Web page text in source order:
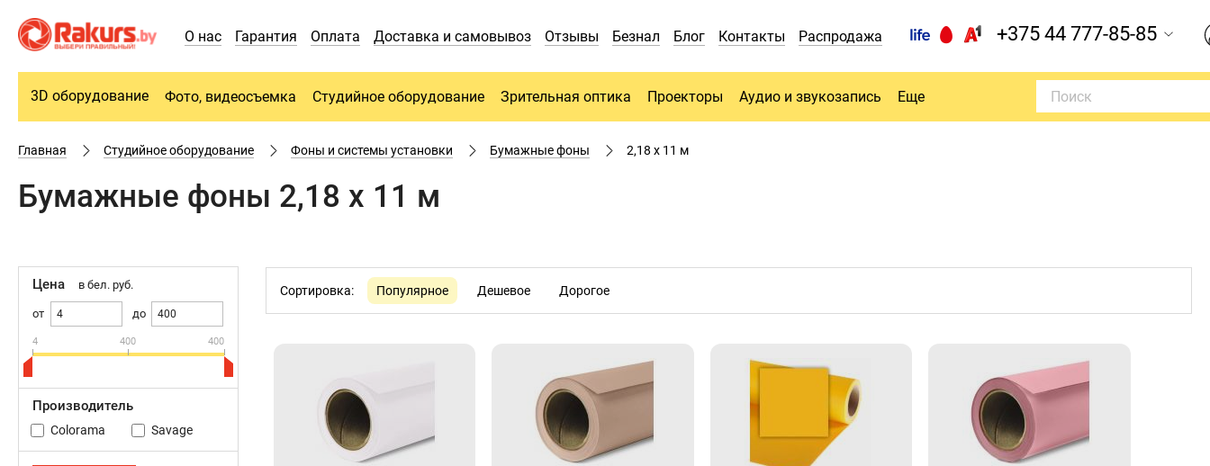
О нас Гарантия Оплата Доставка и самовывоз Отзывы Безнал Блог Контакты Распродажа +375 44 777-85-85
3D оборудование Фото, видеосъемка Студийное оборудование Зрительная оптика Проекторы Аудио и звукозапись Еще
Главная Студийное оборудование Фоны и системы установки Бумажные фоны 2,18 х 11 м
Бумажные фоны 2,18 х 11 м
Сортировка: Популярное Дешевое Дорогое
Цена в бел. руб.
от до
4 400 400
Производитель
Colorama Savage